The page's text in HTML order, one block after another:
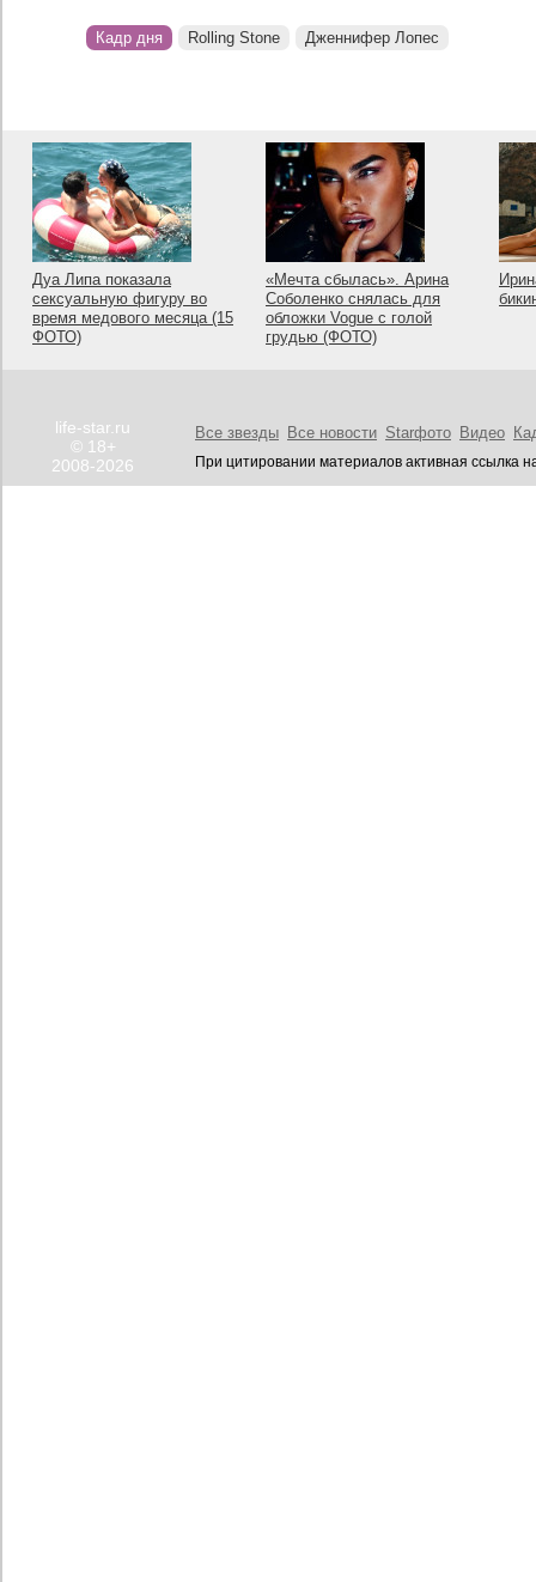
Кадр дня Rolling Stone Дженнифер Лопес
Дуа Липа показала
сексуальную фигуру во
время медового месяца (15
ФОТО)
«Мечта сбылась». Арина
Соболенко снялась для
обложки Vogue с голой
грудью (ФОТО)
life-star.ru
© 18+
2008-2026
Все звезды Все новости Starфото Видео
При цитировании материалов активная ссылка